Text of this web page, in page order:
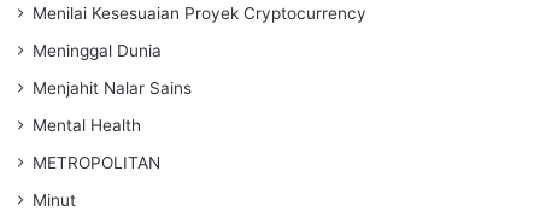
Menilai Kesesuaian Proyek Cryptocurrency
Meninggal Dunia
Menjahit Nalar Sains
Mental Health
METROPOLITAN
Minut